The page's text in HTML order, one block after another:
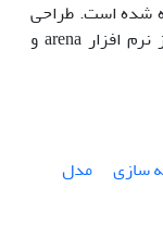
شده است. طراحی
مدل شبیه سازی و اجرای آن با استفاده از نرم افزار arena و
سازی
مدل